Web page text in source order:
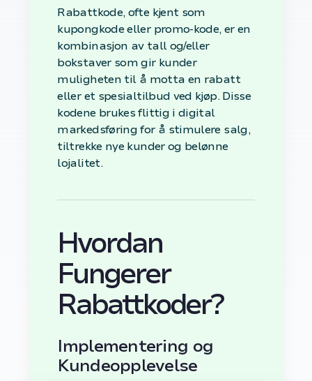
Rabattkode, ofte kjent som
kupongkode eller promo-kode, er en
kombinasjon av tall og/eller
bokstaver som gir kunder
muligheten til å motta en rabatt
eller et spesialtilbud ved kjøp. Disse
kodene brukes flittig i digital
markedsføring for å stimulere salg,
tiltrekke nye kunder og belønne
lojalitet.
Hvordan
Fungerer
Rabattkoder?
Implementering og
Kundeopplevelse